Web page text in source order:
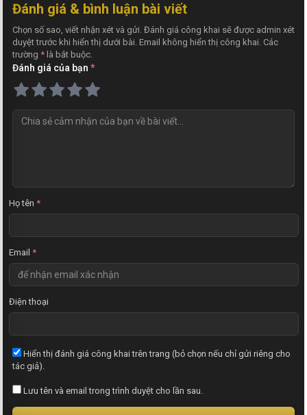
Đánh giá & bình luận bài viết
Chọn số sao, viết nhận xét và gửi. Đánh giá công khai sẽ được admin xét
duyệt trước khi hiển thị dưới bài. Email không hiển thị công khai. Các
trường * là bắt buộc.
Đánh giá của bạn *
Họ tên *
Email *
Điện thoại
Hiển thị đánh giá công khai trên trang (bỏ chọn nếu chỉ gửi riêng cho
tác giả).
Lưu tên và email trong trình duyệt cho lần sau.